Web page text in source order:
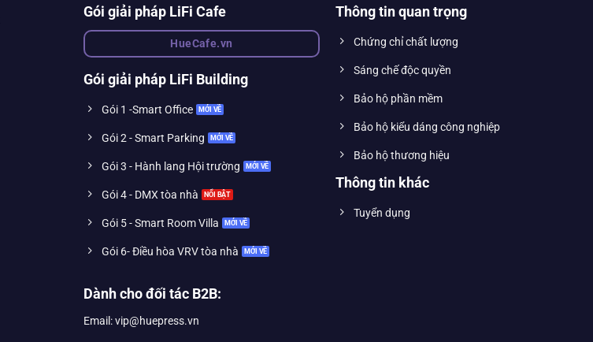
Gói giải pháp LiFi Cafe
HueCafe.vn
Gói giải pháp LiFi Building
Gói 1 -Smart Office
Gói 2 - Smart Parking
Gói 3 - Hành lang Hội trường
Gói 4 - DMX tòa nhà
Gói 5 - Smart Room Villa
Gói 6- Điều hòa VRV tòa nhà
Thông tin quan trọng
Chứng chỉ chất lượng
Sáng chế độc quyền
Bảo hộ phần mềm
Bảo hộ kiểu dáng công nghiệp
Bảo hộ thương hiệu
Thông tin khác
Tuyển dụng
Dành cho đối tác B2B:
Email: vip@huepress.vn